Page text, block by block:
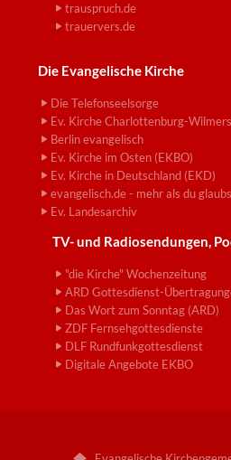
trauspruch.de
trauervers.de
Die Evangelische Kirche
Die Telefonseelsorge
Ev. Kirche Charlottenburg-
Berlin evangelisch
Ev. Kirche im Osten (EKBO)
Ev. Kirche in Deutschland (EKD)
evangelisch.de - mehr als du
Ev. Landesarchiv
TV- und Radiosendungen,
"die Kirche" Wochenzeitung
ARD Gottesdienst-
Das Wort zum Sonntag (ARD)
ZDF Fernsehgottesdienste
DLF Rundfunkgottesdienst
Digitale Angebote EKBO